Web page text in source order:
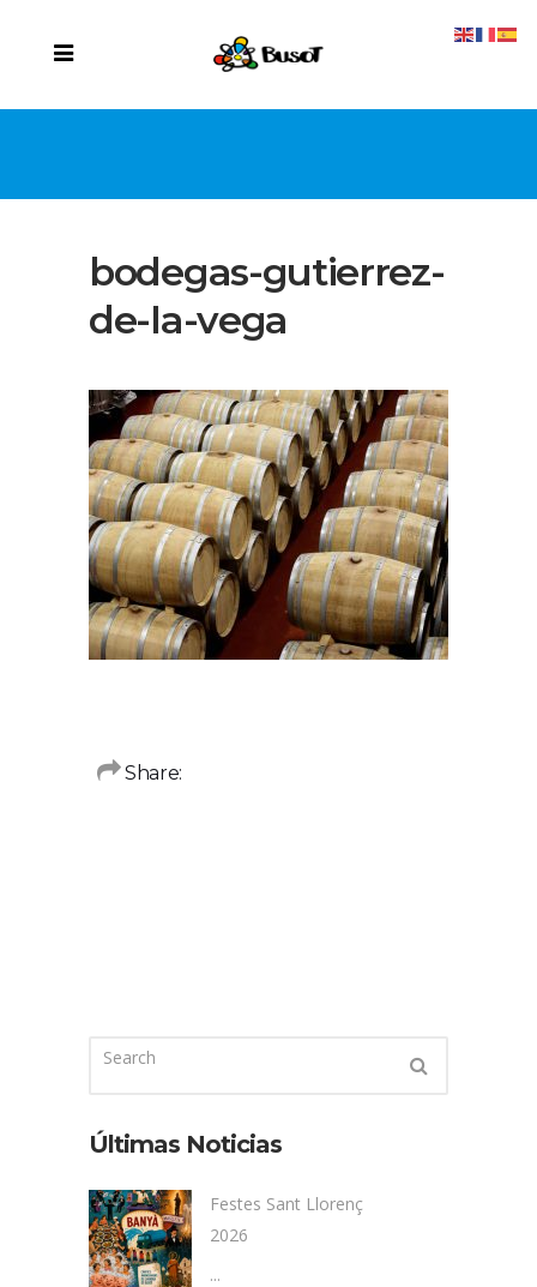
bodegas-gutierrez-
de-la-vega
Share:
Últimas Noticias
Festes Sant Llorenç
2026
...